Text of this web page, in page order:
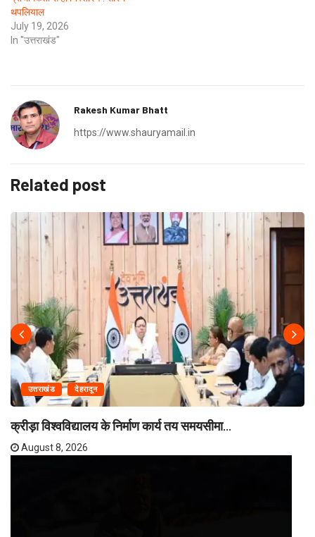
थपलियाल
July 19, 2026
In "उत्तराखंड"
Rakesh Kumar Bhatt
https://www.shauryamail.in
Related post
उत्तराखंड देहरादून
क्रीड़ा विश्वविद्यालय के निर्माण कार्य तय समयसीमा...
August 8, 2026